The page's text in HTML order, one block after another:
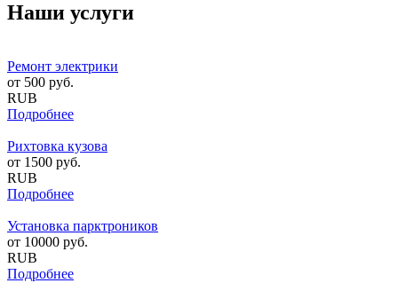
Наши услуги
Ремонт электрики
от 500 руб.
RUB
Подробнее
Рихтовка кузова
от 1500 руб.
RUB
Подробнее
Установка парктроников
от 10000 руб.
RUB
Подробнее